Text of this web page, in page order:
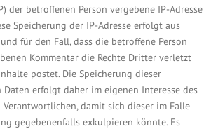
der betroffenen Person vergebene IP-Adresse
Speicherung der IP-Adresse erfolgt aus
für den Fall, dass die betroffene Person
Kommentar die Rechte Dritter verletzt
postet. Die Speicherung dieser
Daten erfolgt daher im eigenen Interesse des
damit sich dieser im Falle
gegebenenfalls exkulpieren könnte. Es